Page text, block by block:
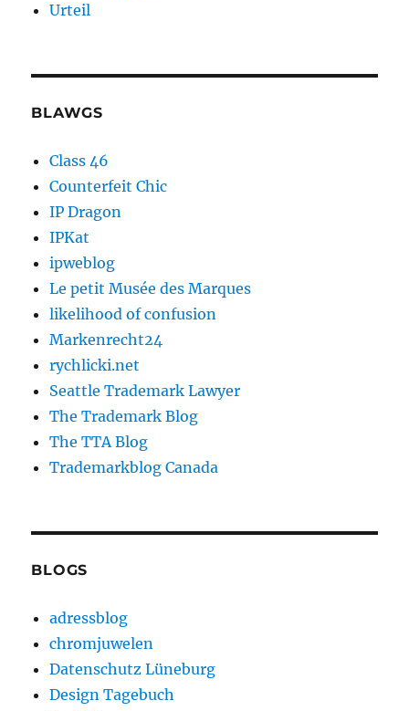
Urteil
BLAWGS
Class 46
Counterfeit Chic
IP Dragon
IPKat
ipweblog
Le petit Musée des Marques
likelihood of confusion
Markenrecht24
rychlicki.net
Seattle Trademark Lawyer
The Trademark Blog
The TTA Blog
Trademarkblog Canada
BLOGS
adressblog
chromjuwelen
Datenschutz Lüneburg
Design Tagebuch